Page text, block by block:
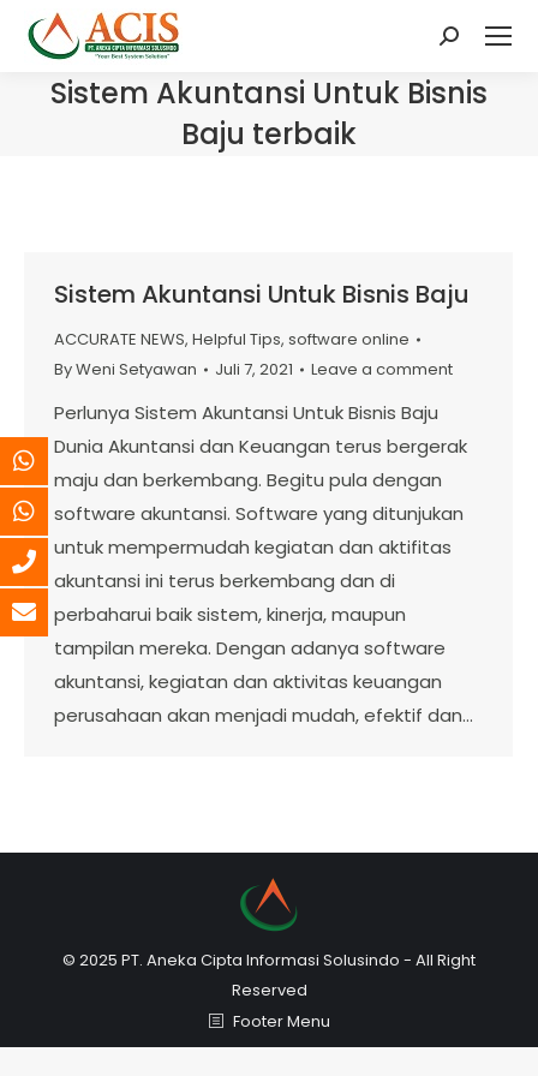
Search:
Sistem Akuntansi Untuk Bisnis
Baju terbaik
Sistem Akuntansi Untuk Bisnis Baju
ACCURATE NEWS, Helpful Tips, software online
ByWeni Setyawan Juli 7, 2021 Leave a comment
Perlunya Sistem Akuntansi Untuk Bisnis Baju
Dunia Akuntansi dan Keuangan terus bergerak
maju dan berkembang. Begitu pula dengan
software akuntansi. Software yang ditunjukan
untuk mempermudah kegiatan dan aktifitas
akuntansi ini terus berkembang dan di
perbaharui baik sistem, kinerja, maupun
tampilan mereka. Dengan adanya software
akuntansi, kegiatan dan aktivitas keuangan
perusahaan akan menjadi mudah, efektif dan…
© 2025 PT. Aneka Cipta Informasi Solusindo - All Right
Reserved
Footer Menu